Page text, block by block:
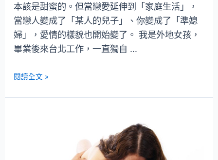
本該是甜蜜的。但當戀愛延伸到「家庭生活」，
當戀人變成了「某人的兒子」、你變成了「準媳
婦」，愛情的樣貌也開始變了。 我是外地女孩，
畢業後來台北工作，一直獨自 …
閱讀全文 »